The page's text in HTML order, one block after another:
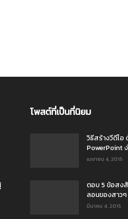
โพสต์ที่เป็นที่นิยม
วิธีสร้างวีดีโอ
PowerPoint
เมษายน 4, 2015
ตอบ 5 ข้อสง
ลอนของสาวๆ
มีนาคม 4, 2015